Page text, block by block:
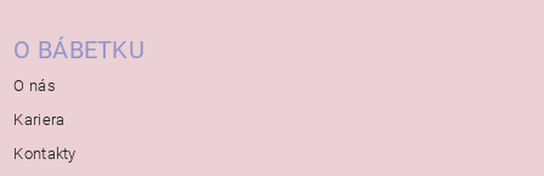
O BÁBETKU
O nás
Kariera
Kontakty